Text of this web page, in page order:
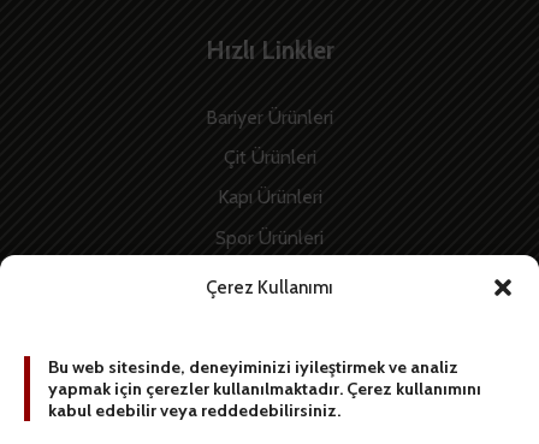
Çerez Kullanımı
Bu web sitesinde, deneyiminizi iyileştirmek ve analiz
yapmak için çerezler kullanılmaktadır. Çerez kullanımını
kabul edebilir veya reddedebilirsiniz.
Hızlı Linkler
Bariyer Ürünleri
Çit Ürünleri
Kapı Ürünleri
Spor Ürünleri
İnşaat Ürünleri
BİZE YAZIN